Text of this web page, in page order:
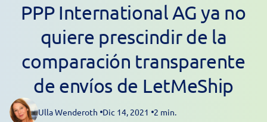
PPP International AG ya no
quiere prescindir de la
comparación transparente
de envíos de LetMeShip
Posted by
Ulla Wenderoth Dic 14, 2021 2 min.